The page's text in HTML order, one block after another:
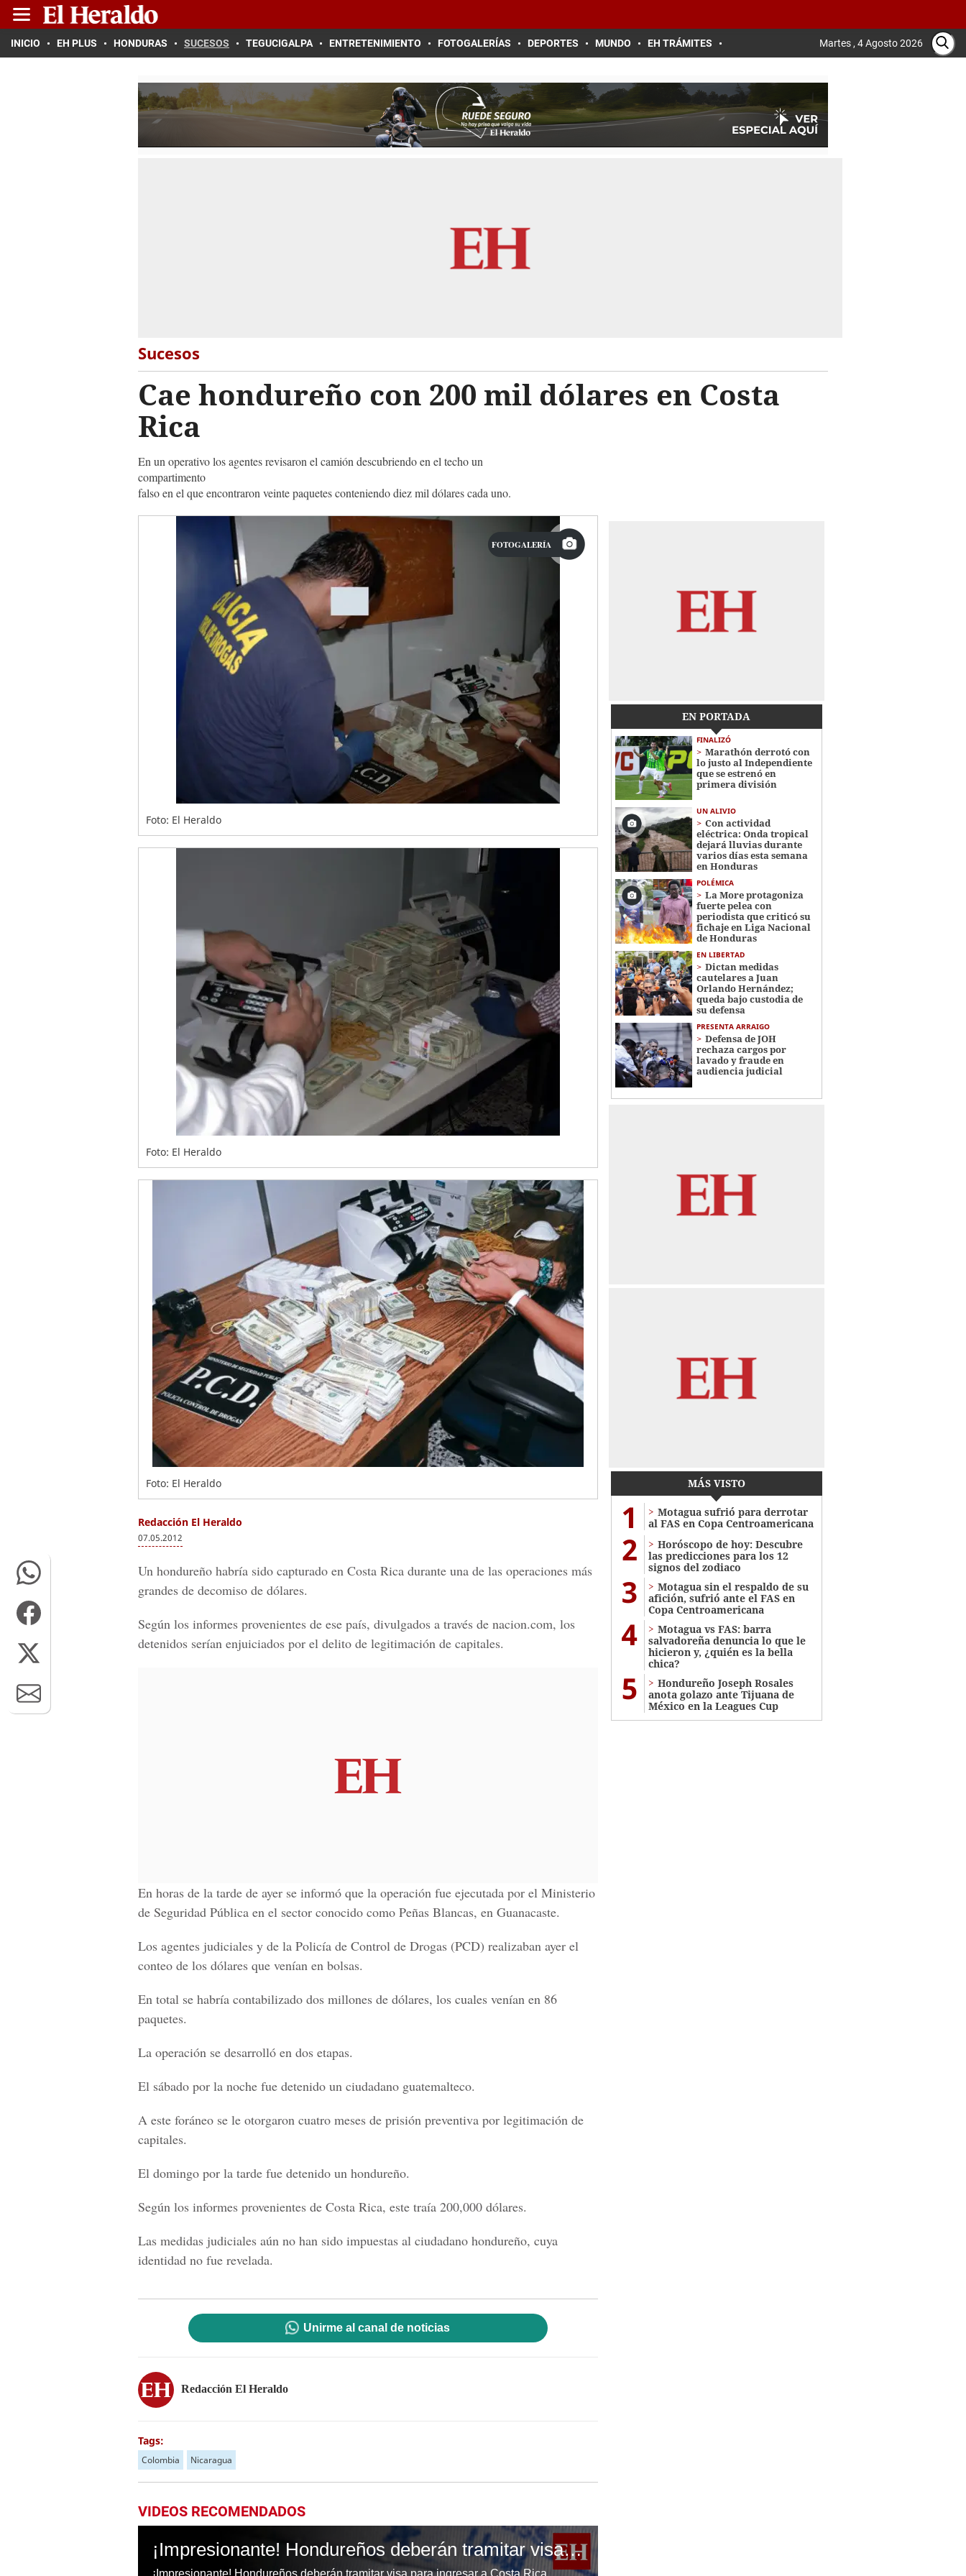
INICIO EH PLUS HONDURAS SUCESOS TEGUCIGALPA ENTRETENIMIENTO FOTOGALERÍAS DEPORTES MUNDO EH TRÁMITES Martes , 4 Agosto 2026
Sucesos
Cae hondureño con 200 mil dólares en Costa
Rica
En un operativo los agentes revisaron el camión descubriendo en el techo un
compartimento
falso en el que encontraron veinte paquetes conteniendo diez mil dólares cada uno.
FOTOGALERÍA
Foto: El Heraldo
Foto: El Heraldo
Foto: El Heraldo
Redacción El Heraldo
07.05.2012
Un hondureño habría sido capturado en Costa Rica durante una de las operaciones más
grandes de decomiso de dólares.
Según los informes provenientes de ese país, divulgados a través de nacion.com, los
detenidos serían enjuiciados por el delito de legitimación de capitales.
En horas de la tarde de ayer se informó que la operación fue ejecutada por el Ministerio
de Seguridad Pública en el sector conocido como Peñas Blancas, en Guanacaste.
Los agentes judiciales y de la Policía de Control de Drogas (PCD) realizaban ayer el
conteo de los dólares que venían en bolsas.
En total se habría contabilizado dos millones de dólares, los cuales venían en 86
paquetes.
La operación se desarrolló en dos etapas.
El sábado por la noche fue detenido un ciudadano guatemalteco.
A este foráneo se le otorgaron cuatro meses de prisión preventiva por legitimación de
capitales.
El domingo por la tarde fue detenido un hondureño.
Según los informes provenientes de Costa Rica, este traía 200,000 dólares.
Las medidas judiciales aún no han sido impuestas al ciudadano hondureño, cuya
identidad no fue revelada.
Unirme al canal de noticias
Redacción El Heraldo
Tags:
Colombia Nicaragua
VIDEOS RECOMENDADOS
¡Impresionante! Hondureños deberán tramitar visa para ingresar a Costa Rica
¡Impresionante! Hondureños deberán tramitar visa para ingresar a Costa Rica
EN PORTADA
FINALIZÓ
Marathón derrotó con
lo justo al Independiente
que se estrenó en
primera división
UN ALIVIO
Con actividad
eléctrica: Onda tropical
dejará lluvias durante
varios días esta semana
en Honduras
POLÉMICA
La More protagoniza
fuerte pelea con
periodista que criticó su
fichaje en Liga Nacional
de Honduras
EN LIBERTAD
Dictan medidas
cautelares a Juan
Orlando Hernández;
queda bajo custodia de
su defensa
PRESENTA ARRAIGO
Defensa de JOH
rechaza cargos por
lavado y fraude en
audiencia judicial
MÁS VISTO
1
Motagua sufrió para derrotar
al FAS en Copa Centroamericana
2
Horóscopo de hoy: Descubre
las predicciones para los 12
signos del zodiaco
3
Motagua sin el respaldo de su
afición, sufrió ante el FAS en
Copa Centroamericana
4
Motagua vs FAS: barra
salvadoreña denuncia lo que le
hicieron y, ¿quién es la bella
chica?
5
Hondureño Joseph Rosales
anota golazo ante Tijuana de
México en la Leagues Cup